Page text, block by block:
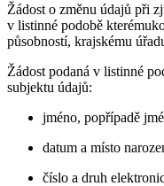
Žádost o změnu údajů při
v listinné podobě
působností, krajskému
Žádost podaná v listinné
subjektu údajů:
jméno, popřípadě
datum a místo
číslo a druh